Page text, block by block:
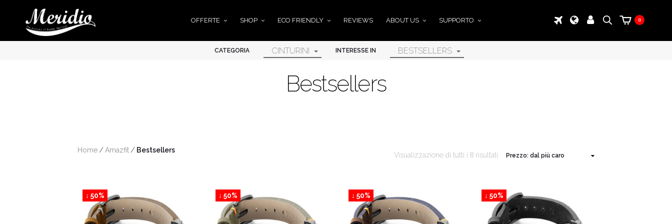
OFFERTE SHOP ECO FRIENDLY REVIEWS ABOUT US SUPPORTO 0
CATEGORIA CINTURINI INTERESSE IN BESTSELLERS
Bestsellers
Home /Amazfit / Bestsellers
Visualizzazione di tutti i 8 risultati
↓ 50% ↓ 50% ↓ 50% ↓ 50%